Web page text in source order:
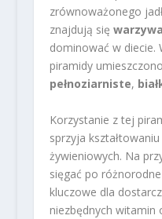
zrównoważonego
znajdują się
dominować w diecie.
piramidy umieszczono
pełnoziarniste,
Korzystanie z tej
sprzyja
żywieniowych. Na
sięgać po
kluczowe dla
niezbędnych witamin